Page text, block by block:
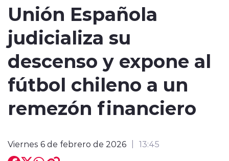
Deportes
Internacional
Entrevistas
Unión Española
judicializa su
descenso y expone al
fútbol chileno a un
remezón financiero
Viernes 6 de febrero de 2026 13:45